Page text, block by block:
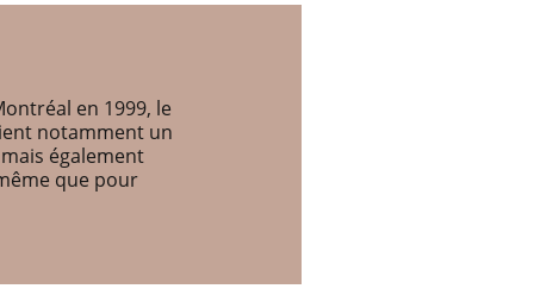
en 1999, le
notamment un
également
que pour